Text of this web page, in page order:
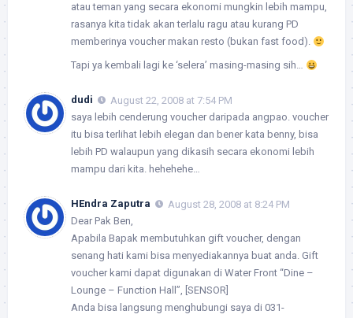
atau teman yang secara ekonomi mungkin lebih mampu,
rasanya kita tidak akan terlalu ragu atau kurang PD
memberinya voucher makan resto (bukan fast food).
Tapi ya kembali lagi ke ‘selera’ masing-masing sih…
dudi
August 22, 2008 at 7:54 PM
saya lebih cenderung voucher daripada angpao. voucher
itu bisa terlihat lebih elegan dan bener kata benny, bisa
lebih PD walaupun yang dikasih secara ekonomi lebih
mampu dari kita. hehehehe…
HEndra Zaputra
August 28, 2008 at 8:24 PM
Dear Pak Ben,
Apabila Bapak membutuhkan gift voucher, dengan
senang hati kami bisa menyediakannya buat anda. Gift
voucher kami dapat digunakan di Water Front “Dine –
Lounge – Function Hall”, [SENSOR]
Anda bisa langsung menghubungi saya di 031-